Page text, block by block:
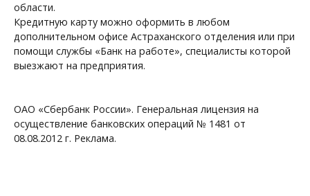
области.
Кредитную карту можно оформить в любом
дополнительном офисе Астраханского отделения или при
помощи службы «Банк на работе», специалисты которой
выезжают на предприятия.
ОАО «Сбербанк России». Генеральная лицензия на
осуществление банковских операций № 1481 от
08.08.2012 г. Реклама.